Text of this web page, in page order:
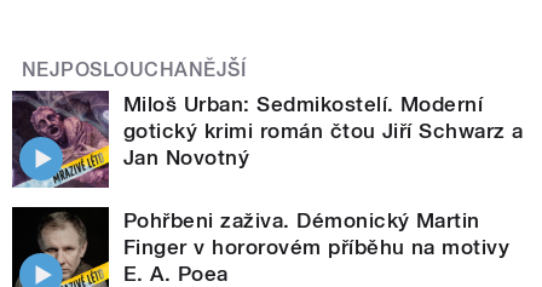
NEJPOSLOUCHANĚJŠÍ
Miloš Urban: Sedmikostelí. Moderní
gotický krimi román čtou Jiří Schwarz a
Jan Novotný
Pohřbeni zaživa. Démonický Martin
Finger v hororovém příběhu na motivy
E. A. Poea